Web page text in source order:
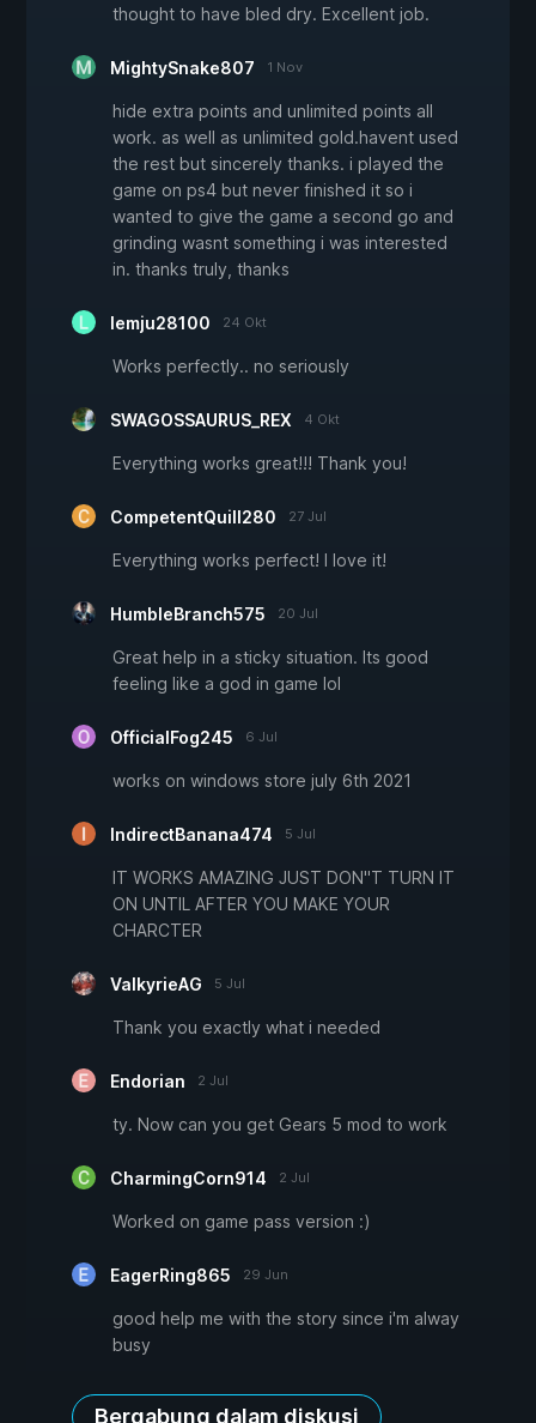
thought to have bled dry. Excellent job.
MightySnake807 1 Nov
hide extra points and unlimited points all
work. as well as unlimited gold.havent used
the rest but sincerely thanks. i played the
game on ps4 but never finished it so i
wanted to give the game a second go and
grinding wasnt something i was interested
in. thanks truly, thanks
lemju28100 24 Okt
Works perfectly.. no seriously
SWAGOSSAURUS_REX 4 Okt
Everything works great!!! Thank you!
CompetentQuill280 27 Jul
Everything works perfect! I love it!
HumbleBranch575 20 Jul
Great help in a sticky situation. Its good
feeling like a god in game lol
OfficialFog245 6 Jul
works on windows store july 6th 2021
IndirectBanana474 5 Jul
IT WORKS AMAZING JUST DON"T TURN IT
ON UNTIL AFTER YOU MAKE YOUR
CHARCTER
ValkyrieAG 5 Jul
Thank you exactly what i needed
Endorian 2 Jul
ty. Now can you get Gears 5 mod to work
CharmingCorn914 2 Jul
Worked on game pass version :)
EagerRing865 29 Jun
good help me with the story since i'm alway
busy
Bergabung dalam diskusi